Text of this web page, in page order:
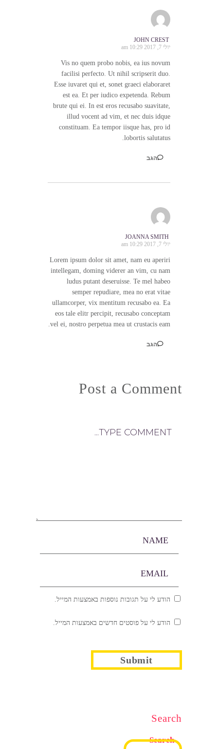
JOHN CREST
יולי 7, 2017 10:29 am
Vis no quem probo nobis, ea ius novum
facilisi perfecto. Ut nihil scripserit duo.
Esse iuvaret qui et, sonet graeci elaboraret
est ea. Et per iudico expetenda. Rebum
brute qui ei. In est eros recusabo suavitate,
illud vocent ad vim, et nec duis idque
constituam. Ea tempor iisque has, pro id
lobortis salutatus.
הגב
JOANNA SMITH
יולי 7, 2017 10:29 am
Lorem ipsum dolor sit amet, nam eu aperiri
intellegam, doming viderer an vim, cu nam
ludus putant deseruisse. Te mel habeo
semper repudiare, mea no erat vitae
ullamcorper, vix mentitum recusabo ea. Ea
eos tale elitr percipit, recusabo conceptam
vel ei, nostro perpetua mea ut crustacis eam.
הגב
Post a Comment
הודע לי על תגובות נוספות באמצעות המייל.
הודע לי על פוסטים חדשים באמצעות המייל.
Search